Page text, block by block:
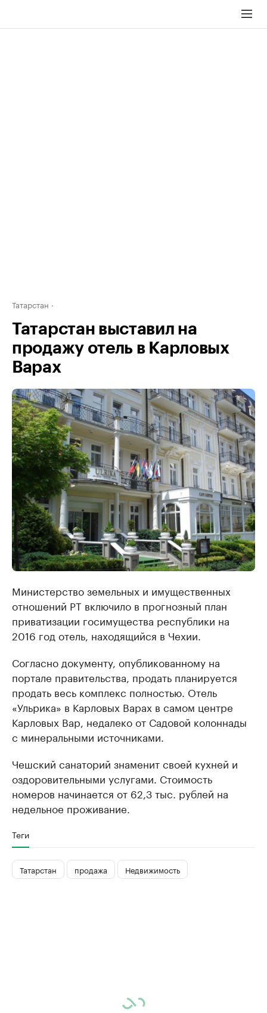
Татарстан
Татарстан выставил на
продажу отель в Карловых
Варах
Министерство земельных и имущественных
отношений РТ включило в прогнозный план
приватизации госимущества республики на
2016 год отель, находящийся в Чехии. ​
Согласно документу, опубликованному на
портале правительства, продать планируется
продать весь комплекс полностью. Отель
«Ульрика» в Карловых Варах в самом центре
Карловых Вар, недалеко от Садовой колоннады
с минеральными источниками.
Чешский санаторий знаменит своей кухней и
оздоровительными услугами. Стоимость
номеров начинается от 62,3 тыс. рублей на
недельное проживание.
Теги
Татарстан продажа Недвижимость